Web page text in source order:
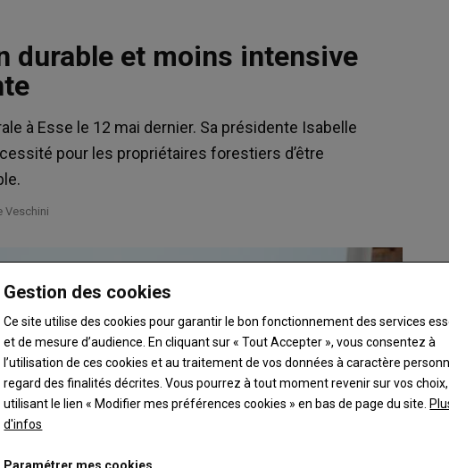
durable et moins intensive
à Esse le 12 mai dernier. Sa présidente Isabelle
pour les propriétaires forestiers d’être
Veschini
Gestion des cookies
Ce site utilise des cookies pour garantir le bon fonctionnement des services
et de mesure d’audience. En cliquant sur « Tout Accepter », vous consentez à
l’utilisation de ces cookies et au traitement de vos données à caractère
regard des finalités décrites. Vous pourrez à tout moment revenir sur vos
utilisant le lien « Modifier mes préférences cookies » en bas de page du site.
d'infos